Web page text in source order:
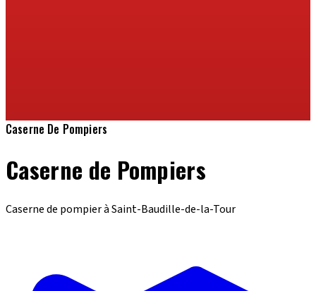
Caserne De Pompiers
Caserne de Pompiers
Caserne de pompier à Saint-Baudille-de-la-Tour